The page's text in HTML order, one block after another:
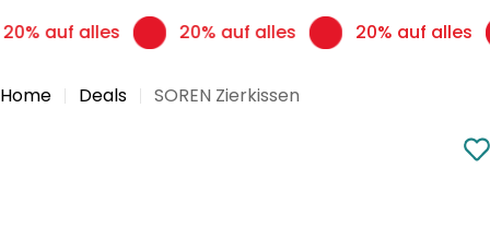
20% auf alles 20% auf alles 20% auf alles
Home Deals SOREN Zierkissen